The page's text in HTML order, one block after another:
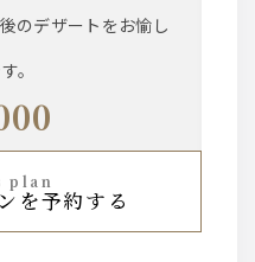
のデザートをお愉し
。
plan
ンを予約する